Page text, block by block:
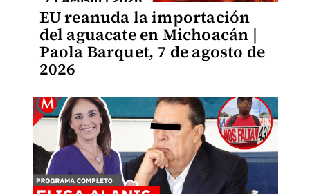
EU reanuda la importación
del aguacate en Michoacán |
Paola Barquet, 7 de agosto de
2026